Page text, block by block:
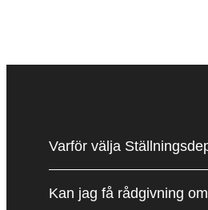
Varför välja
Kan jag få rådgivning